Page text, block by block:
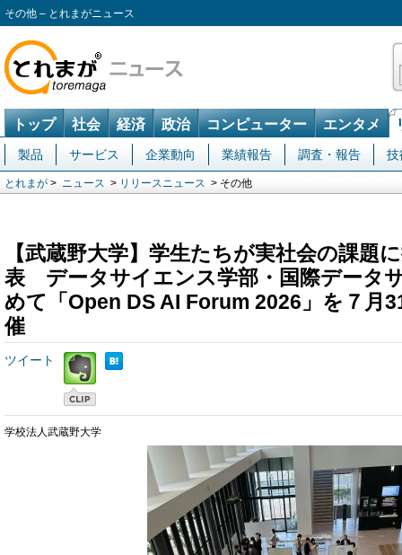
その他 – とれまがニュース
トップ 社会 経済 政治 コンピューター エンタメ
製品 サービス 企業動向 業績報告 調査・報告 技
とれまが > ニュース > リリースニュース > その他
【武蔵野大学】学生たちが実社会の課題
表 データサイエンス学部・国際データ
めて「Open DS AI Forum 2026」を７月
催
ツイート
学校法人武蔵野大学